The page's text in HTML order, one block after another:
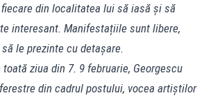
din localitatea lui să iasă și să
interesant. Manifestațiile sunt libere,
le prezinte cu detașare.
ziua din 7. 9 februarie, Georgescu
din cadrul postului, vocea artiștilor